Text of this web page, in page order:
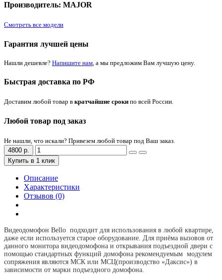
Производитель: MAJOR
Смотреть все модели
Гарантия лучшей цены
Нашли дешевле? Напишите нам , а мы предложим Вам лучшую цену.
Быстрая доставка по РФ
Доставим любой товар в кратчайшие сроки по всей России.
Любой товар под заказ
Не нашли, что искали? Привезем любой товар под Ваш заказ.
4800 р.
Купить в 1 клик
Описание
Характеристики
Отзывов (0)
Видеодомофон Bello подходит для использования в любой квартире,
даже если используется старое оборудование. Для приёма вызовов от
данного монитора видеодомофона и открывания подъездной двери с
помощью стандартных функций домофона рекомендуемым модулем
сопряжения являются МСК или МСЦ(производство «Даксис») в
зависимости от марки подъездного домофона.